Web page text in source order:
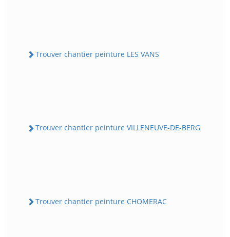
Trouver chantier peinture LES VANS
Trouver chantier peinture VILLENEUVE-DE-BERG
Trouver chantier peinture CHOMERAC